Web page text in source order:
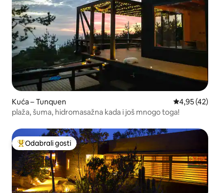
Kuća – Tunquen Prosječna
4,95 (42)
plaža, šuma, hidromasažna kada i još mnogo toga!
Među najviše rangiranima s oznakom „Odabrali gosti”
Odabrali gosti